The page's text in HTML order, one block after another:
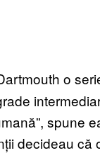
o
spune
decideau că